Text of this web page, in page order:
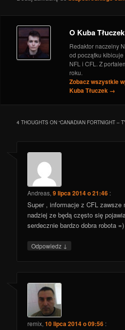
października 2018
O Kuba Tłuczek
Redaktor naczelny
od początku
NFL i CFL. Z
roku.
Zobacz wszystkie
Kuba Tłuczek →
4 THOUGHTS ON “CANADIAN FORTNIGHT –
Andreas,9 lipca 2014 o 21:46 :
Super , informacje z CFL zawsze
nadziej ze będą często się
serdecznie bardzo dobra robota =)
Odpowiedz ↓
remix,10 lipca 2014 o 09:56 :